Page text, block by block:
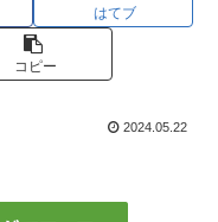
はてブ
コピー
2024.05.22